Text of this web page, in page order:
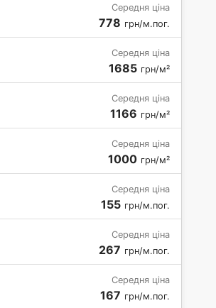
Середня ціна
778 грн/м.пог.
Середня ціна
1685 грн/м²
Середня ціна
1166 грн/м²
Середня ціна
1000 грн/м²
Середня ціна
155 грн/м.пог.
Середня ціна
267 грн/м.пог.
Середня ціна
167 грн/м.пог.